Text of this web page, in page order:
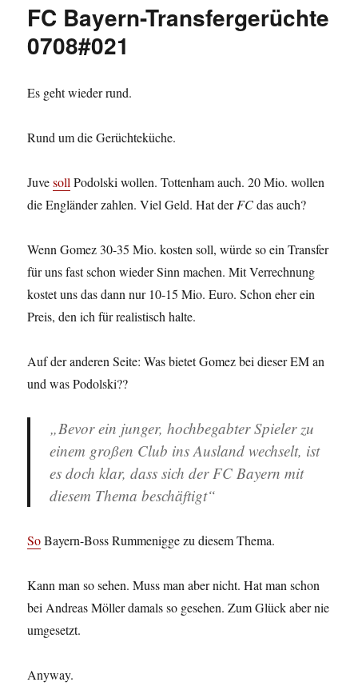
FC Bayern-Transfergerüchte
0708#021
Es geht wieder rund.
Rund um die Gerüchteküche.
JuvesollPodolski wollen. Tottenham auch. 20 Mio. wollen
die Engländer zahlen. Viel Geld. Hat derFCdas auch?
Wenn Gomez 30-35 Mio. kosten soll, würde so ein Transfer
für uns fast schon wieder Sinn machen. Mit Verrechnung
kostet uns das dann nur 10-15 Mio. Euro. Schon eher ein
Preis, den ich für realistisch halte.
Auf der anderen Seite: Was bietet Gomez bei dieser EM an
und was Podolski??
„Bevor ein junger, hochbegabter Spieler zu
einem großen Club ins Ausland wechselt, ist
es doch klar, dass sich der FC Bayern mit
diesem Thema beschäftigt“
SoBayern-Boss Rummenigge zu diesem Thema.
Kann man so sehen. Muss man aber nicht. Hat man schon
bei Andreas Möller damals so gesehen. Zum Glück aber nie
umgesetzt.
Anyway.